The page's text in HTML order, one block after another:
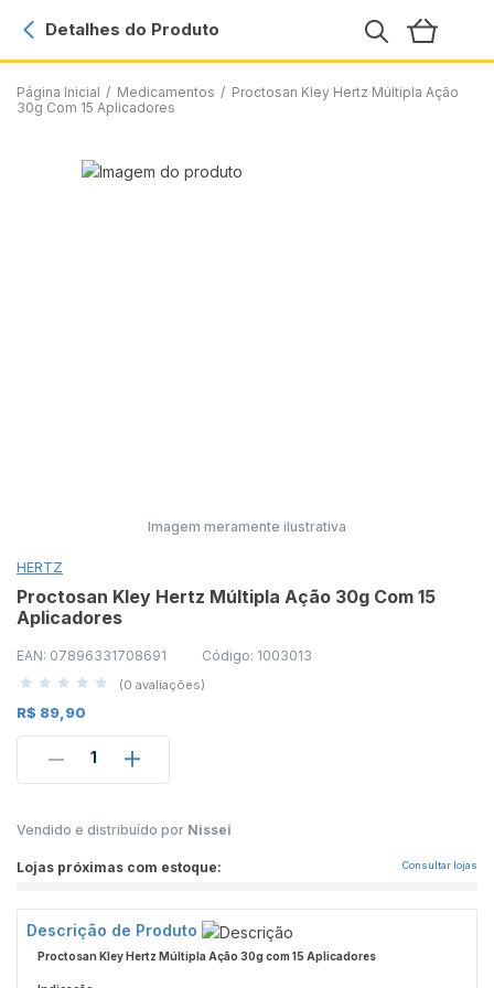
Página Inicial / Medicamentos / Proctosan Kley Hertz Múltipla Ação
30g Com 15 Aplicadores
Detalhes do Produto
Imagem meramente ilustrativa
HERTZ
Proctosan Kley Hertz Múltipla Ação 30g Com 15
Aplicadores
EAN: 07896331708691 Código: 1003013
(0 avaliações)
R$ 89,90
1
Vendido e distribuído por Nissei
Lojas próximas com estoque: Consultar lojas
Descrição de Produto
Proctosan Kley Hertz Múltipla Ação 30g com 15 Aplicadores